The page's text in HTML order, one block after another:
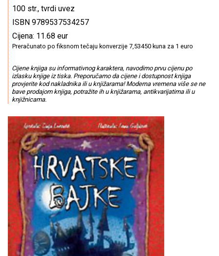
100 str., tvrdi uvez
ISBN 9789537534257
Cijena: 11.68 eur
Preračunato po fiksnom tečaju konverzije 7,53450 kuna za 1 euro
Cijene knjiga su informativnog karaktera, navodimo prvu cijenu po
izlasku knjige iz tiska. Preporučamo da cijene i dostupnost knjiga
provjerite kod nakladnika ili u knjižarama! Moderna vremena više se ne
bave prodajom knjiga, potražite ih u knjižarama, antikvarijatima ili u
knjižnicama.